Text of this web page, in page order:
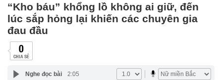
“Kho báu” khổng lồ không ai giữ, đến
lúc sắp hỏng lại khiến các chuyên gia
đau đầu
0
CHIA SẺ
Nghe đọc bài 2:05